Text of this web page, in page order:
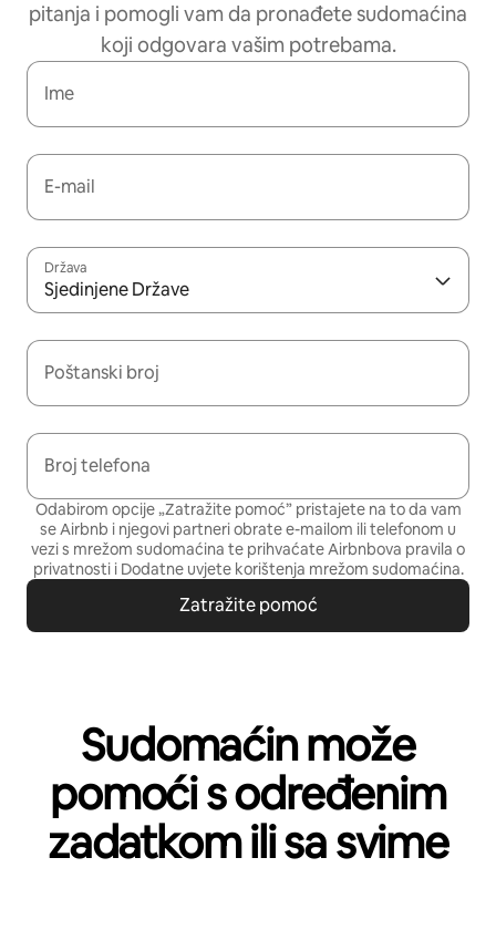
pitanja i pomogli vam da pronađete sudomaćina
koji odgovara vašim potrebama.
Ime
E-mail
Država
Sjedinjene Države
Poštanski broj
Broj telefona
Odabirom opcije „Zatražite pomoć” pristajete na to da vam
se Airbnb i njegovi partneri obrate e-mailom ili telefonom u
vezi s mrežom sudomaćina te prihvaćateAirbnbova pravila o
privatnostii Dodatne uvjete korištenja mrežom sudomaćina.
Zatražite pomoć
Sudomaćin može
pomoći s određenim
zadatkom ili sa svime